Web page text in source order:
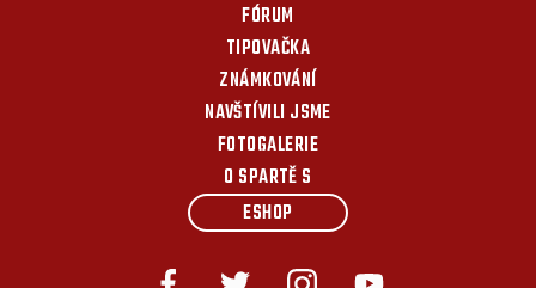
FÓRUM
TIPOVAČKA
ZNÁMKOVÁNÍ
NAVŠTÍVILI JSME
FOTOGALERIE
O SPARTĚ S
ESHOP